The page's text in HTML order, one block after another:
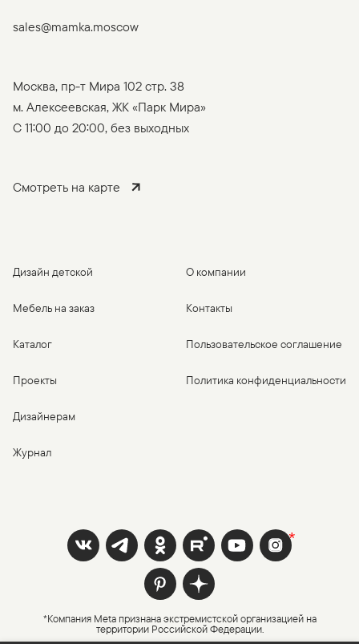
sales@mamka.moscow
Москва, пр-т Мира 102 стр. 38
м. Алексеевская, ЖК «Парк Мира»
C 11:00 до 20:00, без выходных
Смотреть на карте
Дизайн детской
Мебель на заказ
Каталог
Проекты
Дизайнерам
Журнал
О компании
Контакты
Пользовательское соглашение
Политика конфиденциальности
*Компания Meta признана экстремистской организацией на
территории Российской Федерации.